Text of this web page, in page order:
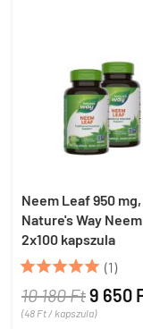
Neem Leaf 950 mg,
Nature's Way
2x100 kapszula
 (1)
10 180 Ft9 650
(48 Ft / kapszula)